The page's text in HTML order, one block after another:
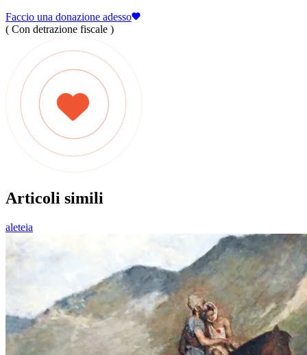
Faccio una donazione adesso
( Con detrazione fiscale )
Articoli simili
aleteia